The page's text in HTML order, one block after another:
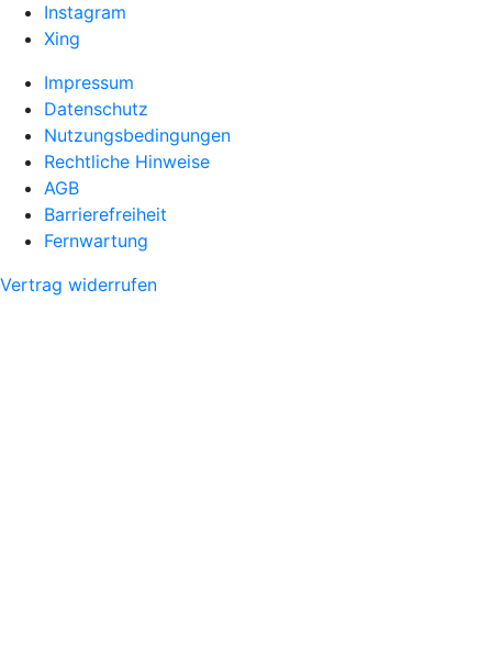
Instagram
Xing
Impressum
Datenschutz
Nutzungsbedingungen
Rechtliche Hinweise
AGB
Barrierefreiheit
Fernwartung
Vertrag widerrufen